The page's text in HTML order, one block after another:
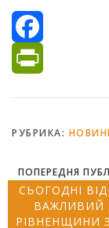
Facebook
РУБРИКА:
ПОПЕРЕДНЯ
СЬОГОДНІ
ВАЖЛИВИЙ
РІВНЕНЩИНИ